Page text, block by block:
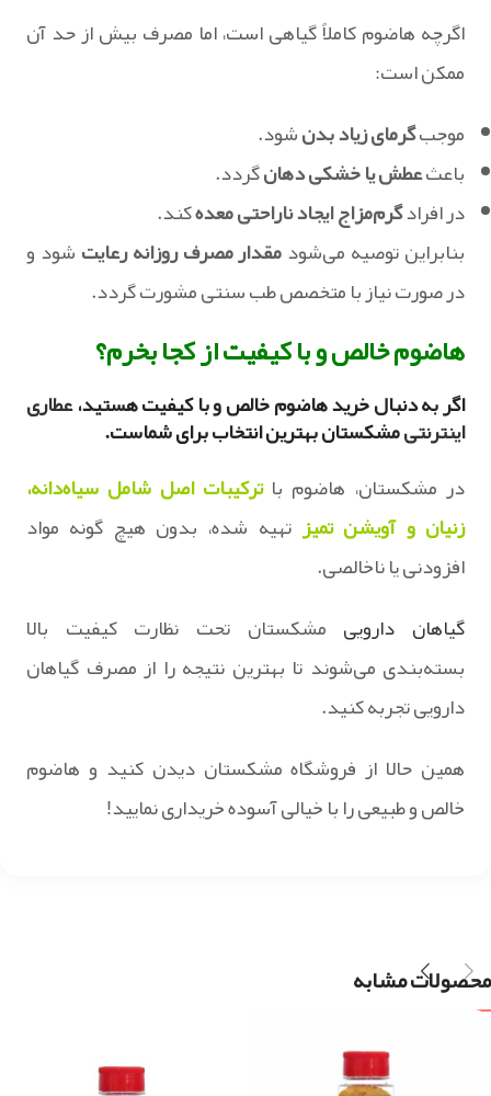
اگرچه هاضوم کاملاً گیاهی است، اما مصرف بیش از حد آن
ممکن است:
موجبگرمای زیاد بدنشود.
باعثعطش یا خشکی دهانگردد.
در افرادگرم‌مزاج ایجاد ناراحتی معدهکند.
بنابراین توصیه می‌شودمقدار مصرف روزانه رعایتشود و
در صورت نیاز با متخصص طب سنتی مشورت گردد.
هاضوم خالص و با کیفیت از کجا بخرم؟
اگر به دنبال خرید هاضوم خالص و با کیفیت هستید،عطاری
اینترنتیمشکستان بهترین انتخاب برای شماست.
در مشکستان، هاضوم باترکیبات اصل شامل سیاه‌دانه،
زنیان و آویشن تمیز تهیه شده، بدون هیچ گونه مواد
افزودنی یا ناخالصی.
گیاهان دارویی مشکستان تحت نظارت کیفیت بالا
بسته‌بندی می‌شوند تا بهترین نتیجه را از مصرف گیاهان
دارویی تجربه کنید.
همین حالا از فروشگاه مشکستان دیدن کنید و هاضوم
خالص و طبیعی را با خیالی آسوده خریداری نمایید!
محصولات مشابه